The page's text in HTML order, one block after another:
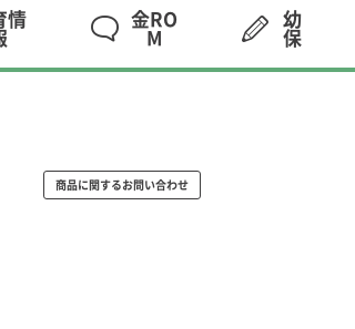
情
金RO
M
幼
保
商品に関するお問い合わせ